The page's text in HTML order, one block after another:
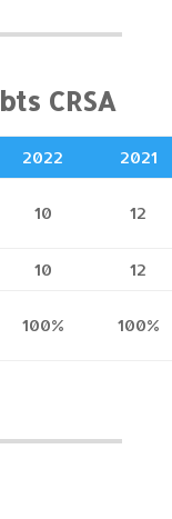
CRSA
2022
2021
10 12
10
12
100% 100%